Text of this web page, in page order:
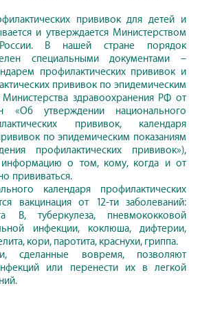
прививок для детей и
и утверждается Министерством
России. В нашей стране порядок
специальными документами –
профилактических прививок и
прививок по эпидемическим
Министерства здравоохранения РФ от
«Об утверждении национального
прививок, календаря
по эпидемическим показаниям
профилактических прививок»),
о том, кому, когда и от
прививаться.
календаря профилактических
вакцинация от 12-ти заболеваний:
В, туберкулеза, пневмококковой
инфекции, коклюша, дифтерии,
кори, паротита, краснухи, гриппа.
сделанные вовремя, позволяют
или перенести их в легкой